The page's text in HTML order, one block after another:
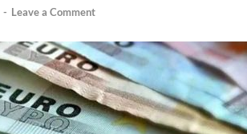
- Leave a Comment